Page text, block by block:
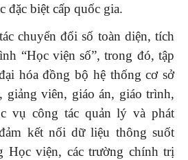
đặc biệt cấp quốc gia.
chuyển đổi số toàn diện, tích
“Học viện số”, trong đó, tập
hóa đồng bộ hệ thống cơ sở
giảng viên, giáo án, giáo trình,
vụ công tác quản lý và phát
kết nối dữ liệu thông suốt
Học viện, các trường chính trị